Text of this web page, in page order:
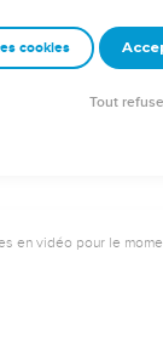
1999 by Biblica,
en vidéo pour le
cookies
Tout